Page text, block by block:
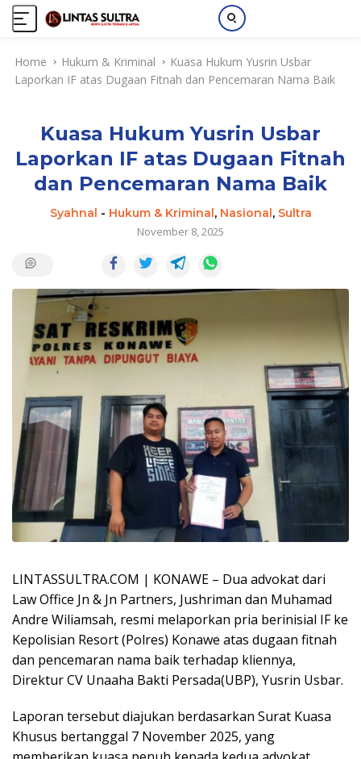
Home Hukum & Kriminal
Kuasa Hukum Yusrin Usbar
Laporkan IF atas Dugaan Fitnah dan Pencemaran Nama Baik
Kuasa Hukum Yusrin Usbar
Laporkan IF atas Dugaan Fitnah
dan Pencemaran Nama Baik
Syahnal - Hukum & Kriminal, Nasional, Sultra
November 8, 2025
LINTASSULTRA.COM | KONAWE – Dua advokat dari
Law Office Jn & Jn Partners, Jushriman dan Muhamad
Andre Wiliamsah, resmi melaporkan pria berinisial IF ke
Kepolisian Resort (Polres) Konawe atas dugaan fitnah
dan pencemaran nama baik terhadap kliennya,
Direktur CV Unaaha Bakti Persada(UBP), Yusrin Usbar.
Laporan tersebut diajukan berdasarkan Surat Kuasa
Khusus bertanggal 7 November 2025, yang